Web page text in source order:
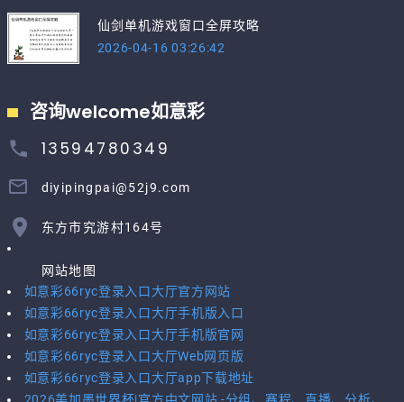
仙剑单机游戏窗口全屏攻略
2026-04-16 03:26:42
咨询welcome如意彩
13594780349
diyipingpai@52j9.com
东方市究游村164号
网站地图
如意彩66ryc登录入口大厅官方网站
如意彩66ryc登录入口大厅手机版入口
如意彩66ryc登录入口大厅手机版官网
如意彩66ryc登录入口大厅Web网页版
如意彩66ryc登录入口大厅app下载地址